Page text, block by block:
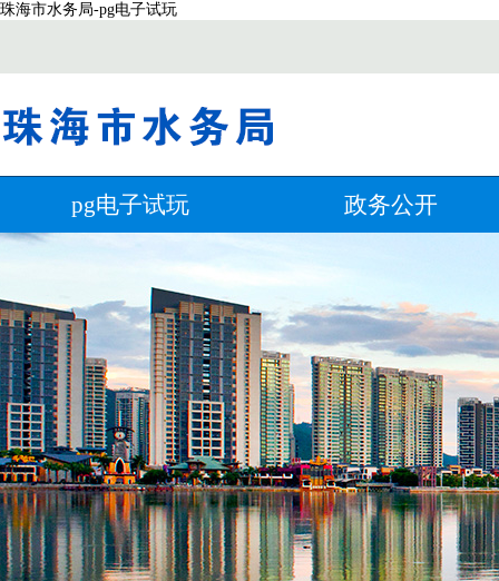
珠海市水务局-pg电子试玩
pg电子试玩 政务公开